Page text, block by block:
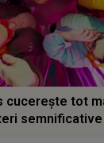
cucerește tot
semnificative